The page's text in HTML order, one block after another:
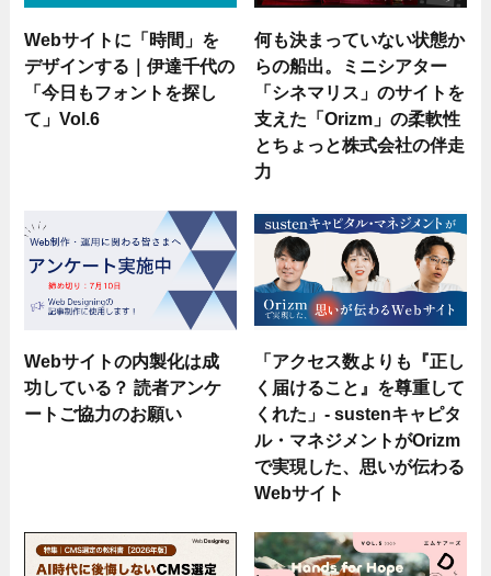
Webサイトに「時間」を
デザインする｜伊達千代の
「今日もフォントを探し
て」Vol.6
何も決まっていない状態か
らの船出。ミニシアター
「シネマリス」のサイトを
支えた「Orizm」の柔軟性
とちょっと株式会社の伴走
力
Webサイトの内製化は成
功している？ 読者アンケ
ートご協力のお願い
「アクセス数よりも『正し
く届けること』を尊重して
くれた」- sustenキャピタ
ル・マネジメントがOrizm
で実現した、思いが伝わる
Webサイト